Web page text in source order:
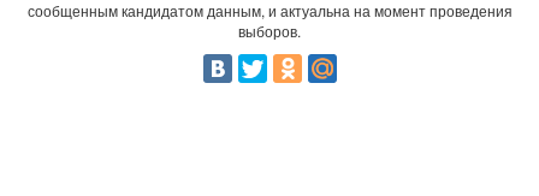
сообщенным кандидатом данным, и актуальна на момент проведения
выборов.